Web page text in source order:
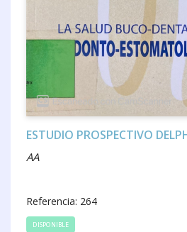
ESTUDIO PROSPECTIVO
AA
Referencia: 264
DISPONIBLE